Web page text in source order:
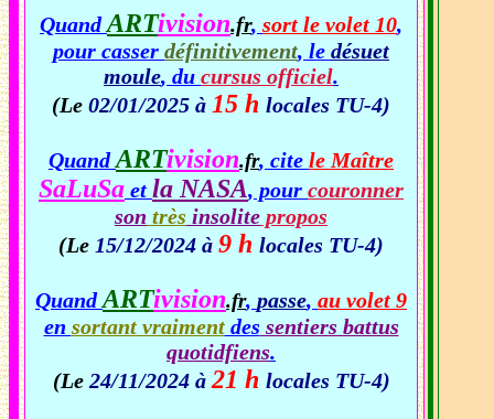
QuandARTivision.fr, sort le volet 10,
pour casser définitivement, le désuet
moule, du cursus officiel.
(Le 02/01/2025 à 15 h locales TU-4)
QuandARTivision.fr, cite le Maître
SaLuSa et la NASA, pour couronner
son très insolite propos
(Le 15/12/2024 à 9 h locales TU-4)
QuandARTivision.fr, passe, au volet 9
en sortant vraimentdes sentiers battus
quotidfiens.
(Le 24/11/2024 à 21 h locales TU-4)